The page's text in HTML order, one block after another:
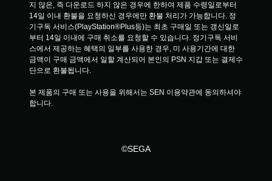
지 않은, 즉 다운로드 하지 않은 경우에 한하여 제품 수령일로부터
14일 이내 환불을 요청하신 경우에만 환불 처리가 가능합니다. 정
기구독 서비스(PlayStation®Plus등)는 최초 구매일 또는 갱신일로
부터 14일 이내에 구매 취소를 요청할 수 있습니다. 정기구독 서비
스에서 제공하는 혜택의 일부를 사용한 경우, 미 사용기간에 대한
금액이 구매 금액에서 일할 계산되어 본인의 PSN 지갑 또는 결제수
단으로 환불됩니다.
본 제품의 구매 또는 사용을 위해서는 SEN 이용약관에 동의하셔야
합니다.
©SEGA